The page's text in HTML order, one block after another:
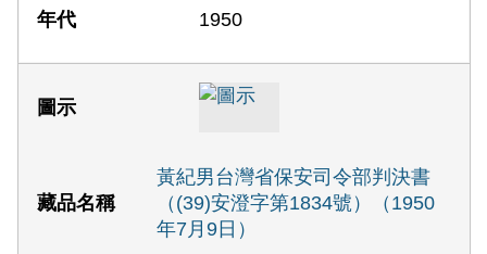
1950
黃紀男台灣省保安司令部判決書
（(39)安澄字第1834號）（1950
年7月9日）